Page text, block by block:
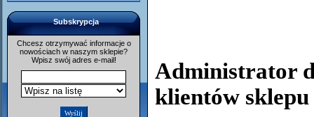
Subskrypcja
Chcesz otrzymywać informacje o
nowościach w naszym sklepie?
Wpisz swój adres e-mail!
Administrator
klientów sklepu